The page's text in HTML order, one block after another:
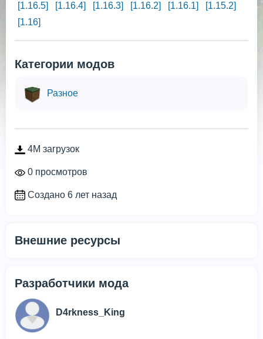
[1.16.5]
[1.16.4] [1.16.3] [1.16.2] [1.16.1]
[1.15.2]
[1.16]
Категории модов
Разное
4M загрузок
0 просмотров
Создано 6 лет назад
Внешние ресурсы
Разработчики мода
D4rkness_King